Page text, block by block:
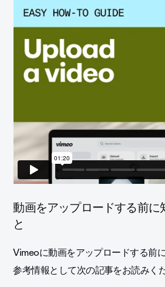
動画をアップロードする前に
と
Vimeoに動画をアップロードする前
参考情報として次の記事をお読みく